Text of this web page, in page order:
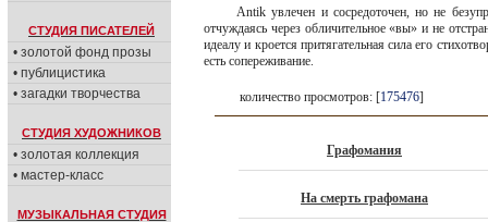
СТУДИЯ ПИСАТЕЛЕЙ
• золотой фонд прозы
• публицистика
• загадки творчества
СТУДИЯ ХУДОЖНИКОВ
• золотая коллекция
• мастер-класс
МУЗЫКАЛЬНАЯ СТУДИЯ
Antik увлечен и сосредоточен, но не
отчуждаясь через обличительное «вы» и не
идеалу и кроется притягательная сила его
есть сопереживание.
количество просмотров: [175476]
Графомания
На смерть графомана